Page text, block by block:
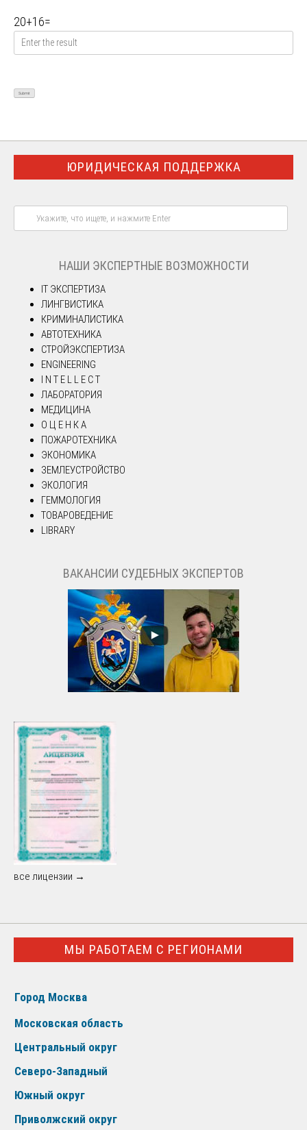
20+16=
ЮРИДИЧЕСКАЯ ПОДДЕРЖКА
НАШИ ЭКСПЕРТНЫЕ ВОЗМОЖНОСТИ
IT ЭКСПЕРТИЗА
ЛИНГВИСТИКА
КРИМИНАЛИСТИКА
АВТОТЕХНИКА
СТРОЙЭКСПЕРТИЗА
ENGINEERING
I N T E L L E C T
ЛАБОРАТОРИЯ
МЕДИЦИНА
О Ц Е Н К А
ПОЖАРОТЕХНИКА
ЭКОНОМИКА
ЗЕМЛЕУСТРОЙСТВО
ЭКОЛОГИЯ
ГЕММОЛОГИЯ
ТОВАРОВЕДЕНИЕ
LIBRARY
ВАКАНСИИ СУДЕБНЫХ ЭКСПЕРТОВ
все лицензии →
МЫ РАБОТАЕМ С РЕГИОНАМИ
Город Москва
Московская область
Центральный округ
Северо-Западный
Южный округ
Приволжский округ